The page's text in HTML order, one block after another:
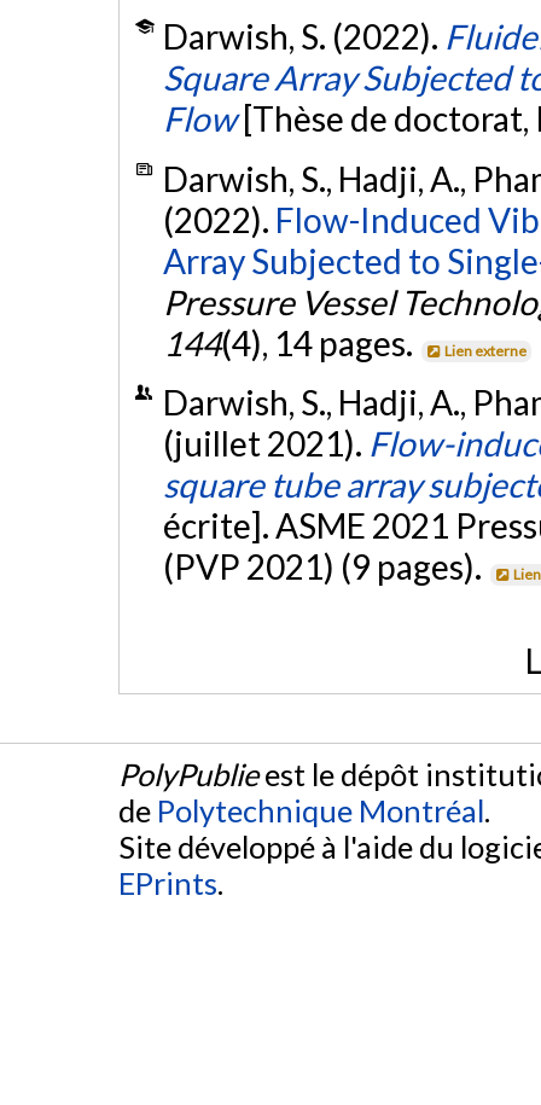
Darwish, S. (2022).
Square Array Subjected
Flow [Thèse de
Darwish, S., Hadji, A.,
(2022). Flow-Induced
Array Subjected to
Pressure Vessel
144(4), 14 pages. Lien externe
Darwish, S., Hadji, A.,
(juillet 2021). Flow-
square tube array
écrite]. ASME 2021
(PVP 2021) (9 pages).
PolyPublieest le dépôt
de Polytechnique Montréal.
Site développé à l'aide du
EPrints.